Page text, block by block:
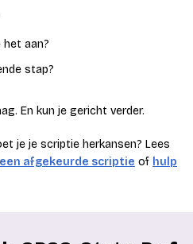
het aan?
stap?
En kun je gericht verder.
je je scriptie herkansen? Lees
afgekeurde scriptie of hulp